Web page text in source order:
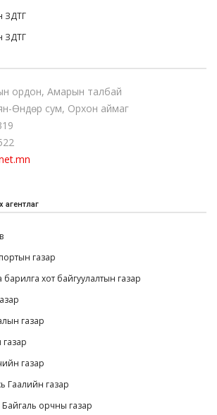
ЗДТГ
ЗДТГ
ордон, Амарын талбай
Өндөр сум, Орхон аймаг
агентлаг
газар
хот байгуулалтын газар
газар
газар
Гаалийн газар
орчны газар